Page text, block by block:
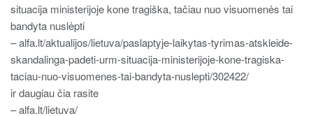
situacija ministerijoje kone tragiška, tačiau nuo visuomenės tai
bandyta nuslėpti
– alfa.lt/aktualijos/lietuva/paslaptyje-laikytas-tyrimas-atskleide-
skandalinga-padeti-urm-situacija-ministerijoje-kone-tragiska-
taciau-nuo-visuomenes-tai-bandyta-nuslepti/302422/
ir daugiau čia rasite
– alfa.lt/lietuva/